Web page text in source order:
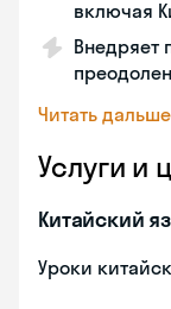
включая
Внедряет
Читать дальше
Услуги и
Китайский
Уроки